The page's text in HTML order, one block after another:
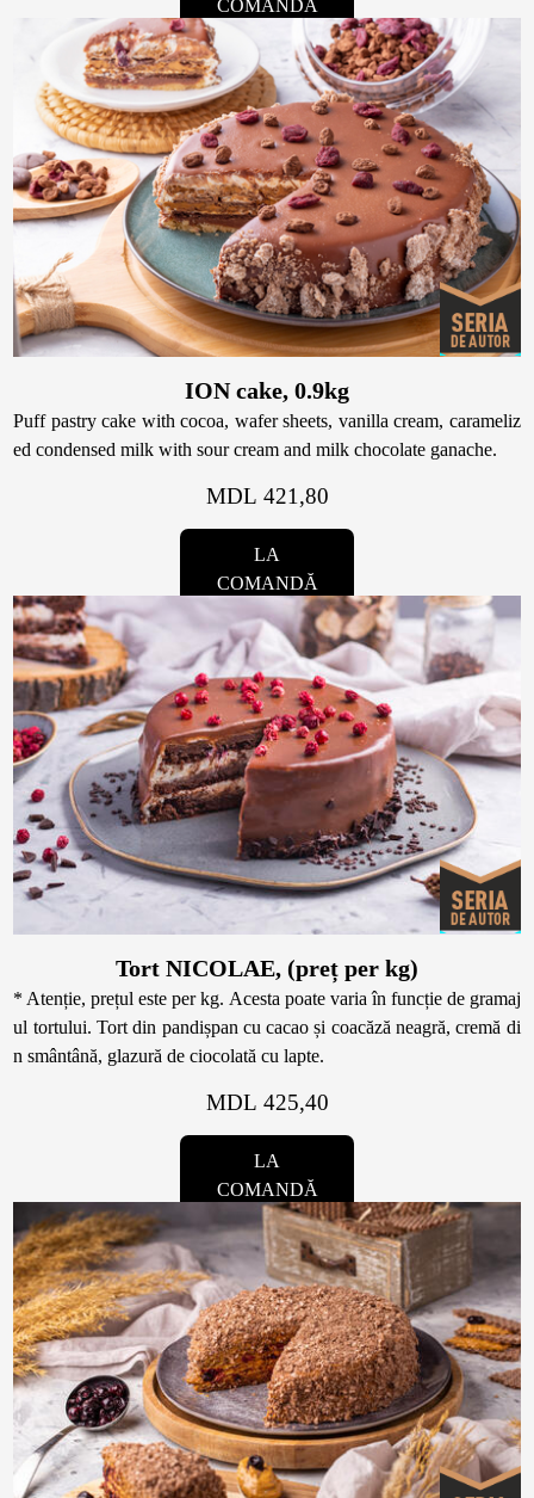
COMANDĂ
ION cake, 0.9kg
Puff pastry cake with cocoa, wafer sheets, vanilla cream, carameliz
ed condensed milk with sour cream and milk chocolate ganache.
MDL 421,80
LA
COMANDĂ
Tort NICOLAE, (preț per kg)
* Atenție, prețul este per kg. Acesta poate varia în funcție de gramaj
ul tortului. Tort din pandișpan cu cacao și coacăză neagră, cremă di
n smântână, glazură de ciocolată cu lapte.
MDL 425,40
LA
COMANDĂ